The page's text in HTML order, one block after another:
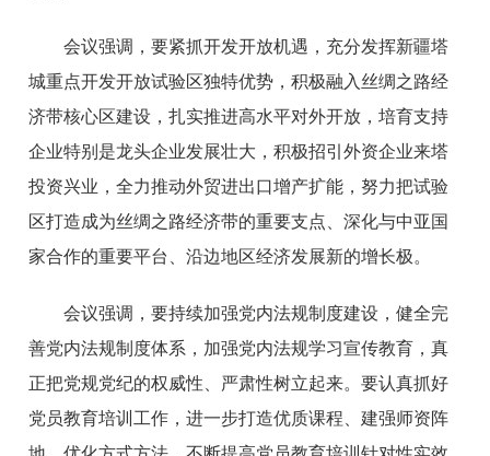
会议强调，要紧抓开发开放机遇，充分发挥新疆塔
城重点开发开放试验区独特优势，积极融入丝绸之路经
济带核心区建设，扎实推进高水平对外开放，培育支持
企业特别是龙头企业发展壮大，积极招引外资企业来塔
投资兴业，全力推动外贸进出口增产扩能，努力把试验
区打造成为丝绸之路经济带的重要支点、深化与中亚国
家合作的重要平台、沿边地区经济发展新的增长极。
会议强调，要持续加强党内法规制度建设，健全完
善党内法规制度体系，加强党内法规学习宣传教育，真
正把党规党纪的权威性、严肃性树立起来。要认真抓好
党员教育培训工作，进一步打造优质课程、建强师资阵